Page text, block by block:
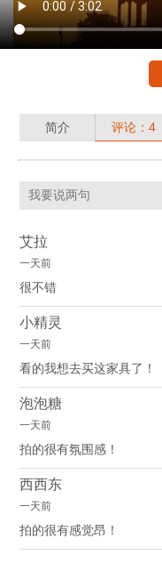
简介 评论：4
艾拉
一天前
很不错
小精灵
一天前
看的我想去买这家具了！
泡泡糖
一天前
拍的很有氛围感！
西西东
一天前
拍的很有感觉昂！